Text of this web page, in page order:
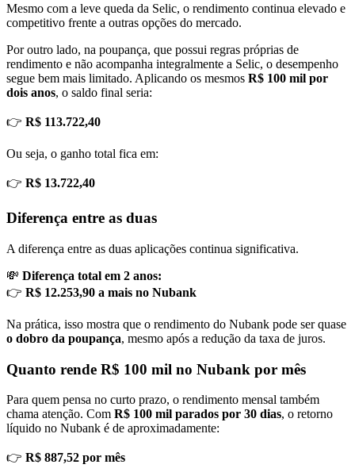
Mesmo com a leve queda da Selic, o rendimento continua elevado e
competitivo frente a outras opções do mercado.
Por outro lado, na poupança, que possui regras próprias de
rendimento e não acompanha integralmente a Selic, o desempenho
segue bem mais limitado. Aplicando os mesmos R$ 100 mil por
dois anos, o saldo final seria:
👉 R$ 113.722,40
Ou seja, o ganho total fica em:
👉 R$ 13.722,40
Diferença entre as duas
A diferença entre as duas aplicações continua significativa.
💸 Diferença total em 2 anos:
👉 R$ 12.253,90 a mais no Nubank
Na prática, isso mostra que o rendimento do Nubank pode ser quase
o dobro da poupança, mesmo após a redução da taxa de juros.
Quanto rende R$ 100 mil no Nubank por mês
Para quem pensa no curto prazo, o rendimento mensal também
chama atenção. Com R$ 100 mil parados por 30 dias, o retorno
líquido no Nubank é de aproximadamente:
👉 R$ 887,52 por mês